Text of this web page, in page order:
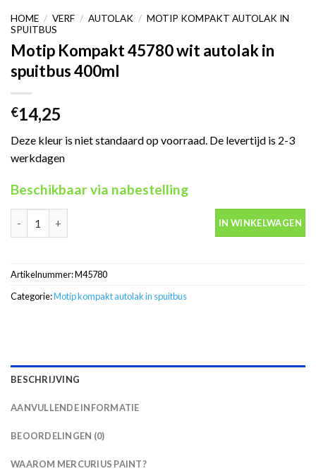
HOME / VERF / AUTOLAK / MOTIP KOMPAKT AUTOLAK IN
SPUITBUS
Motip Kompakt 45780 wit autolak in
spuitbus 400ml
€14,25
Deze kleur is niet standaard op voorraad. De levertijd is 2-3
werkdagen
Beschikbaar via nabestelling
Motip Kompakt 45780 wit autolak in spuitbus 400ml aantal
IN WINKELWAGEN
Artikelnummer:M45780
Categorie:Motip kompakt autolak in spuitbus
BESCHRIJVING
AANVULLENDE INFORMATIE
BEOORDELINGEN (0)
WAAROM MERCURIUS PAINT?